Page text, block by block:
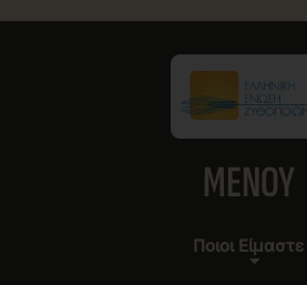
MENOY
Ποιοι Είμαστε